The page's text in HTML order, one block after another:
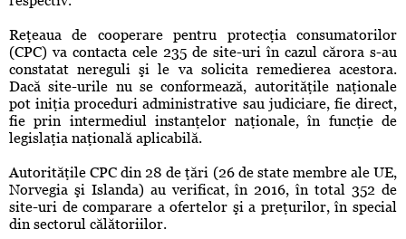
Reţeaua de cooperare pentru protecţia consumatorilor
(CPC) va contacta cele 235 de site-uri în cazul cărora s-au
constatat nereguli şi le va solicita remedierea acestora.
Dacă site-urile nu se conformează, autorităţile naţionale
pot iniţia proceduri administrative sau judiciare, fie direct,
fie prin intermediul instanţelor naţionale, în funcţie de
legislaţia naţională aplicabilă.
Autorităţile CPC din 28 de ţări (26 de state membre ale UE,
Norvegia şi Islanda) au verificat, în 2016, în total 352 de
site-uri de comparare a ofertelor şi a preţurilor, în special
din sectorul călătoriilor.